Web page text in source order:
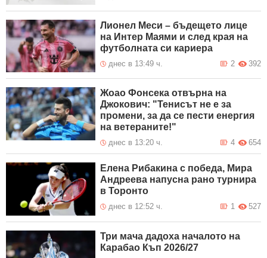
Лионел Меси – бъдещето лице
на Интер Маями и след края на
футболната си кариера
днес в 13:49 ч. 392
2
Жоао Фонсека отвърна на
Джокович: "Тенисът не е за
промени, за да се пести енергия
на ветераните!"
днес в 13:20 ч. 654
4
Елена Рибакина с победа, Мира
Андреева напусна рано турнира
в Торонто
днес в 12:52 ч. 527
1
Три мача дадоха началото на
Карабао Къп 2026/27